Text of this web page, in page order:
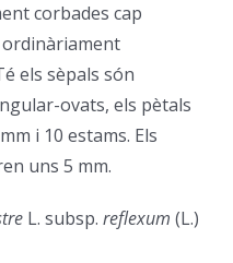
corbades cap
els sèpals són
ovats, els pètals
i 10 estams. Els
uns 5 mm.
L. subsp. reflexum (L.)